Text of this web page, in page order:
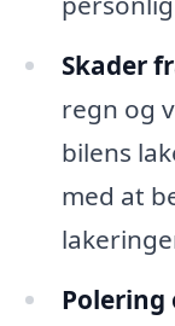
Skader
regn og
bilens
med at
Polering